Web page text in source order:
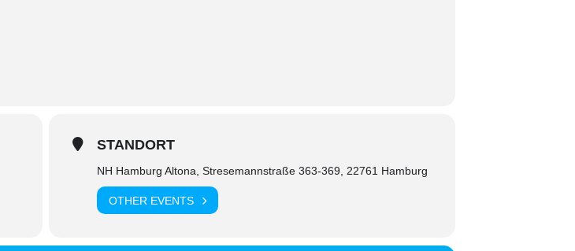
STANDORT
NH Hamburg Altona, Stresemannstraße 363-369, 22761 Hamburg
OTHER EVENTS